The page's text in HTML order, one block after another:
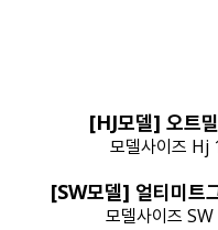
[HJ모델] 오트
모델사이즈
[SW모델] 얼티미트
모델사이즈